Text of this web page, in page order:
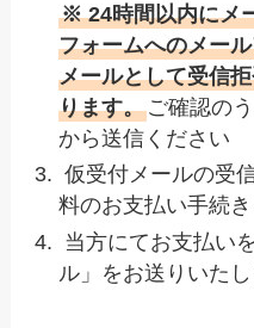
※ 24時間以内にメ
フォームへのメー
メールとして受信
ります。ご確認の
から送信ください
仮受付メールの受
料のお支払い手続
当方にてお支払い
ル」をお送りいた